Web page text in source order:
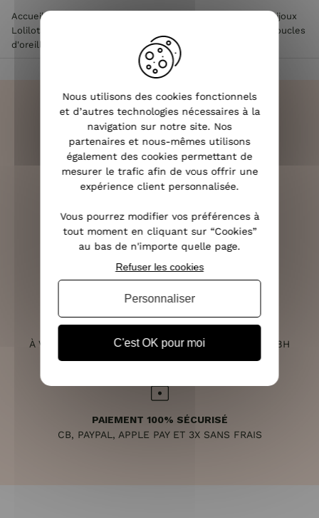
Accueil
Bijoux
Lolilota & Lol femme
Boucles
d'oreilles LOL Grand Pendule à feuilles et plumes
LIVRAISON RAPIDE
OFFERTE DÈS 70€
RETOURS SOUS 14 JOURS
(VOIR LES CONDITIONS)
À VOTRE ÉCOUTE DU LUNDI AU SAMEDI DE 10H À 18H
PAIEMENT 100% SÉCURISÉ
CB, PAYPAL, APPLE PAY ET 3X SANS FRAIS
Nous utilisons des cookies fonctionnels
et d’autres technologies nécessaires à la
navigation sur notre site. Nos
partenaires et nous-mêmes utilisons
également des cookies permettant de
mesurer le trafic afin de vous offrir une
expérience client personnalisée.
Vous pourrez modifier vos préférences à
tout moment en cliquant sur “Cookies”
au bas de n'importe quelle page.
C'est OK pour moi
Refuser les cookies
Personnaliser